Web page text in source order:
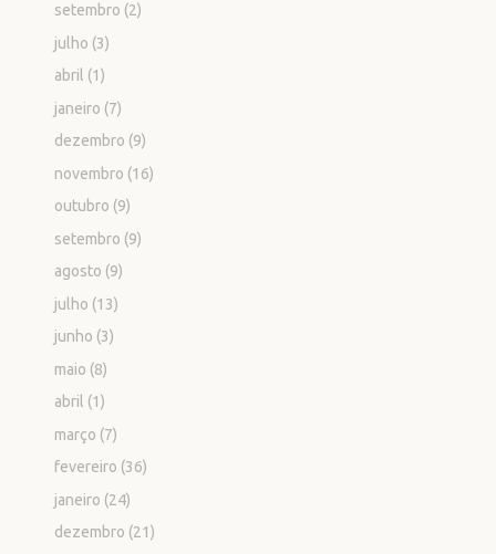
setembro (2)
julho (3)
abril (1)
janeiro (7)
dezembro (9)
novembro (16)
outubro (9)
setembro (9)
agosto (9)
julho (13)
junho (3)
maio (8)
abril (1)
março (7)
fevereiro (36)
janeiro (24)
dezembro (21)